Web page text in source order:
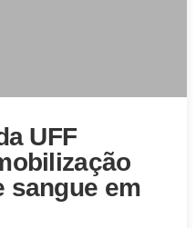
UFF
sangue em